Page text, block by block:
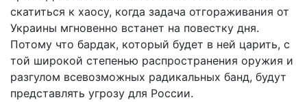
скатиться к хаосу, когда задача отгораживания от
Украины мгновенно встанет на повестку дня.
Потому что бардак, который будет в ней царить, с
той широкой степенью распространения оружия и
разгулом всевозможных радикальных банд, будут
представлять угрозу для России.